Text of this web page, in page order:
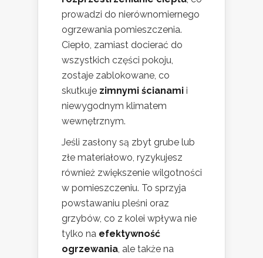
prowadzi do nierównomiernego
ogrzewania pomieszczenia.
Ciepło, zamiast docierać do
wszystkich części pokoju,
zostaje zablokowane, co
skutkuje zimnymi ścianami i
niewygodnym klimatem
wewnętrznym.
Jeśli zasłony są zbyt grube lub
złe materiałowo, ryzykujesz
również zwiększenie wilgotności
w pomieszczeniu. To sprzyja
powstawaniu pleśni oraz
grzybów, co z kolei wpływa nie
tylko na efektywność
ogrzewania, ale także na